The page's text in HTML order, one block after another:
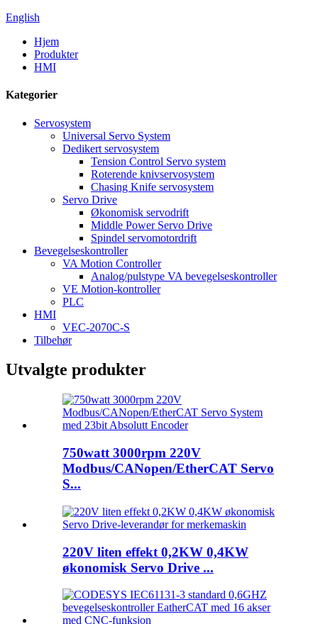
English
Hjem
Produkter
HMI
Kategorier
Servosystem
Universal Servo System
Dedikert servosystem
Tension Control Servo system
Roterende knivservosystem
Chasing Knife servosystem
Servo Drive
Økonomisk servodrift
Middle Power Servo Drive
Spindel servomotordrift
Bevegelseskontroller
VA Motion Controller
Analog/pulstype VA bevegelseskontroller
VE Motion-kontroller
PLC
HMI
VEC-2070C-S
Tilbehør
Utvalgte produkter
750watt 3000rpm 220V
Modbus/CANopen/EtherCAT Servo
S...
220V liten effekt 0,2KW 0,4KW
økonomisk Servo Drive ...